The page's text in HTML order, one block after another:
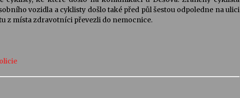
vozidla a cyklisty došlo také před půl šestou odpoledne na ulici
z místa zdravotníci převezli do nemocnice.